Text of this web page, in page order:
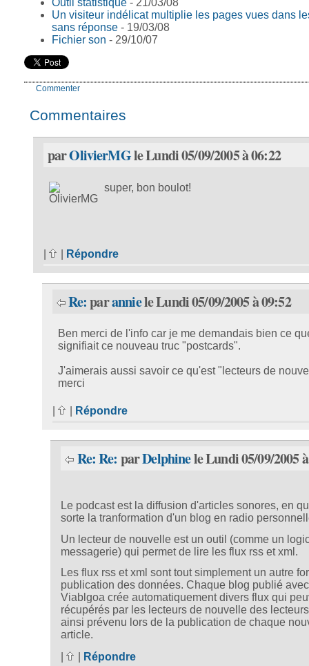
Outil statistique - 21/03/08
Un visiteur indélicat multiplie les pages vues dans
sans réponse - 19/03/08
Fichier son - 29/10/07
Commenter
Commentaires
parOlivierMGle Lundi 05/09/2005 à 06:22
super, bon boulot!
Répondre
Re:paranniele Lundi 05/09/2005 à 09:52
Ben merci de l'info car je me demandais bien ce
signifiait ce nouveau truc "postcards".
J'aimerais aussi savoir ce qu'est "lecteurs de
merci
Répondre
Re: Re: parDelphinele Lundi 05/09/2005
Le podcast est la diffusion d'articles sonores, en
sorte la tranformation d'un blog en radio
Un lecteur de nouvelle est un outil (comme un
messagerie) qui permet de lire les flux rss et xml.
Les flux rss et xml sont tout simplement un autre
publication des données. Chaque blog publié avec
Viablgoa crée automatiquement divers flux qui
récupérés par les lecteurs de nouvelle des
ainsi prévenu lors de la publication de chaque
article.
|
Répondre